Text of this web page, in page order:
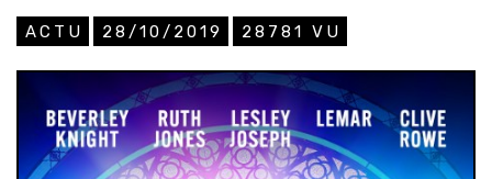
ACTU 28/10/2019 28781 VU